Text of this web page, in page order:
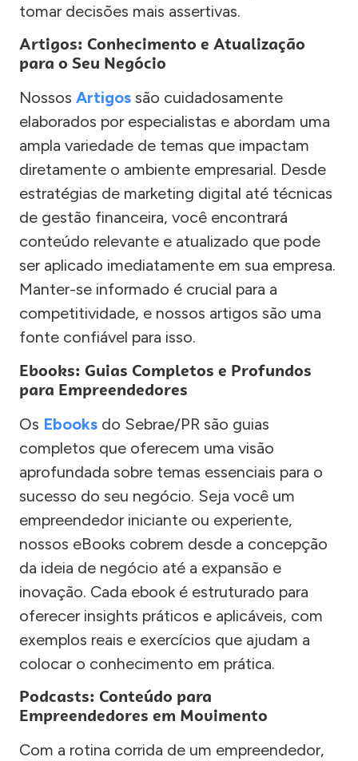
tomar decisões mais assertivas.
Artigos: Conhecimento e Atualização
para o Seu Negócio
Nossos Artigos são cuidadosamente
elaborados por especialistas e abordam uma
ampla variedade de temas que impactam
diretamente o ambiente empresarial. Desde
estratégias de marketing digital até técnicas
de gestão financeira, você encontrará
conteúdo relevante e atualizado que pode
ser aplicado imediatamente em sua empresa.
Manter-se informado é crucial para a
competitividade, e nossos artigos são uma
fonte confiável para isso.
Ebooks: Guias Completos e Profundos
para Empreendedores
Os Ebooks do Sebrae/PR são guias
completos que oferecem uma visão
aprofundada sobre temas essenciais para o
sucesso do seu negócio. Seja você um
empreendedor iniciante ou experiente,
nossos eBooks cobrem desde a concepção
da ideia de negócio até a expansão e
inovação. Cada ebook é estruturado para
oferecer insights práticos e aplicáveis, com
exemplos reais e exercícios que ajudam a
colocar o conhecimento em prática.
Podcasts: Conteúdo para
Empreendedores em Movimento
Com a rotina corrida de um empreendedor,